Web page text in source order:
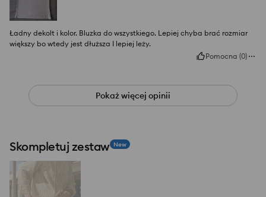
Ładny dekolt i kolor. Bluzka do wszystkiego. Lepiej chyba brać rozmiar
większy bo wtedy jest dłuższa I lepiej leży.
Pomocna (0)
Pokaż więcej opinii
Skompletuj zestaw New